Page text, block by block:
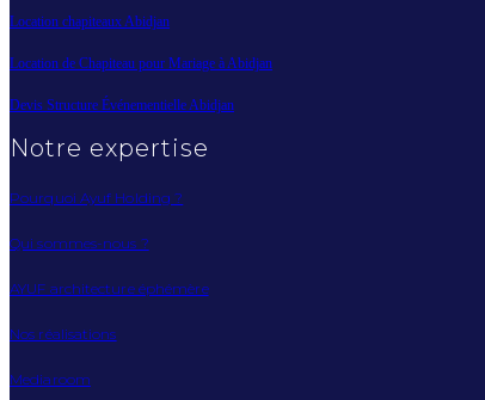
Location chapiteaux Abidjan
Location de Chapiteau pour Mariage à Abidjan
Devis Structure Événementielle Abidjan
Notre expertise
Pourquoi Ayuf Holding ?
Qui sommes-nous ?
AYUF architecture éphémère
Nos réalisations
Mediaroom